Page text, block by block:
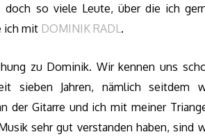
doch so viele Leute, über die ich
ich mit DOMINIK RADL .
zu Dominik. Wir kennen uns
sieben Jahren, nämlich seitdem
der Gitarre und ich mit meiner
sehr gut verstanden haben, sind